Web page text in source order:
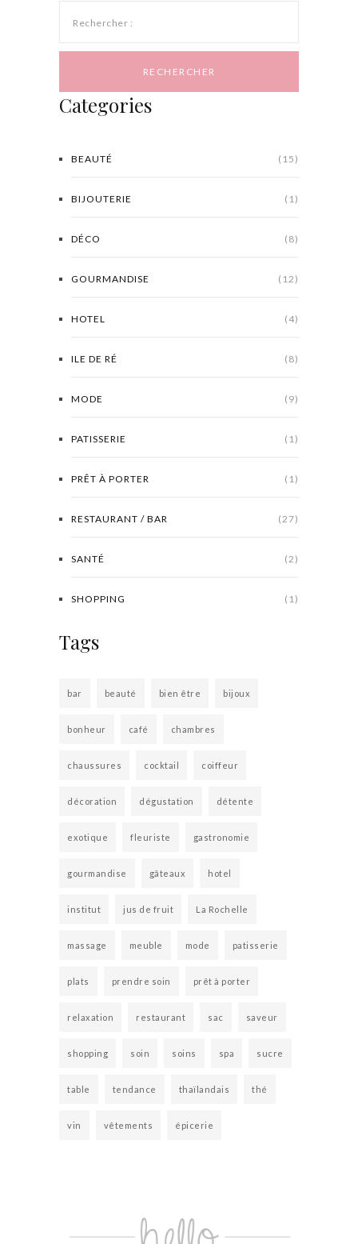
Rechercher :
Categories
BEAUTÉ (15)
BIJOUTERIE (1)
DÉCO (8)
GOURMANDISE (12)
HOTEL (4)
ILE DE RÉ (8)
MODE (9)
PATISSERIE (1)
PRÊT À PORTER (1)
RESTAURANT / BAR (27)
SANTÉ (2)
SHOPPING (1)
Tags
bar beauté bien être bijoux
bonheur café chambres
chaussures cocktail coiffeur
décoration dégustation détente
exotique fleuriste gastronomie
gourmandise gâteaux hotel
institut jus de fruit La Rochelle
massage meuble mode patisserie
plats prendre soin prêt à porter
relaxation restaurant sac saveur
shopping soin soins spa sucre
table tendance thaïlandais thé
vin vêtements épicerie